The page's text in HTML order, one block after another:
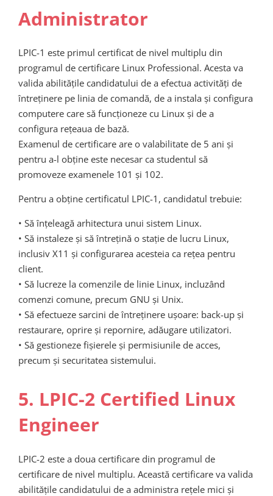
Administrator
LPIC-1 este primul certificat de nivel multiplu din
programul de certificare Linux Professional. Acesta va
valida abilitățile candidatului de a efectua activități de
întreținere pe linia de comandă, de a instala și configura
computere care să funcționeze cu Linux și de a
configura rețeaua de bază.
Examenul de certificare are o valabilitate de 5 ani și
pentru a-l obține este necesar ca studentul să
promoveze examenele 101 și 102.
Pentru a obține certificatul LPIC-1, candidatul trebuie:
• Să înțeleagă arhitectura unui sistem Linux.
• Să instaleze și să întrețină o stație de lucru Linux,
inclusiv X11 și configurarea acesteia ca rețea pentru
client.
• Să lucreze la comenzile de linie Linux, incluzând
comenzi comune, precum GNU și Unix.
• Să efectueze sarcini de întreținere ușoare: back-up și
restaurare, oprire și repornire, adăugare utilizatori.
• Să gestioneze fișierele și permisiunile de acces,
precum și securitatea sistemului.
5. LPIC-2 Certified Linux
Engineer
LPIC-2 este a doua certificare din programul de
certificare de nivel multiplu. Această certificare va valida
abilitățile candidatului de a administra rețele mici și